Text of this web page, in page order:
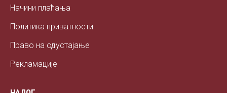
Начини плаћања
Политика приватности
Право на одустајање
Рекламације